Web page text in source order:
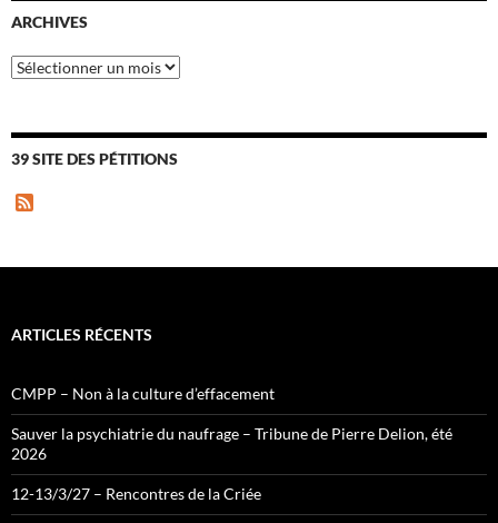
ARCHIVES
Archives
39 SITE DES PÉTITIONS
ARTICLES RÉCENTS
CMPP – Non à la culture d’effacement
Sauver la psychiatrie du naufrage – Tribune de Pierre Delion, été
2026
12-13/3/27 – Rencontres de la Criée